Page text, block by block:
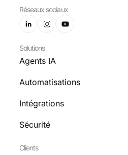
Réseaux sociaux
Solutions
Agents IA
Automatisations
Intégrations
Sécurité
Clients